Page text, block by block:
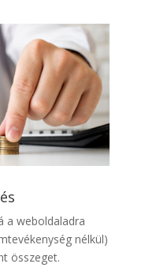
a weboldaladra
nélkül)
összeget.